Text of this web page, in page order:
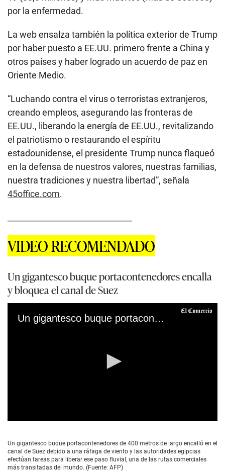
por la enfermedad.
La web ensalza también la política exterior de Trump
por haber puesto a EE.UU. primero frente a China y
otros países y haber logrado un acuerdo de paz en
Oriente Medio.
“Luchando contra el virus o terroristas extranjeros,
creando empleos, asegurando las fronteras de
EE.UU., liberando la energía de EE.UU., revitalizando
el patriotismo o restaurando el espíritu
estadounidense, el presidente Trump nunca flaqueó
en la defensa de nuestros valores, nuestras familias,
nuestra tradiciones y nuestra libertad”, señala
45office.com.
VIDEO RECOMENDADO
Un gigantesco buque portacontenedores encalla
y bloquea el canal de Suez
Un gigantesco buque portacontenedores encalla y bloquea el canal de Suez
e
c
o
n
Un gigantesco buque portacontenedores de 400 metros de largo encalló en el
canal de Suez debido a una ráfaga de viento y las autoridades egipcias
efectúan tareas para liberar ese paso fluvial, una de las rutas comerciales
más transitadas del mundo. (Fuente: AFP)